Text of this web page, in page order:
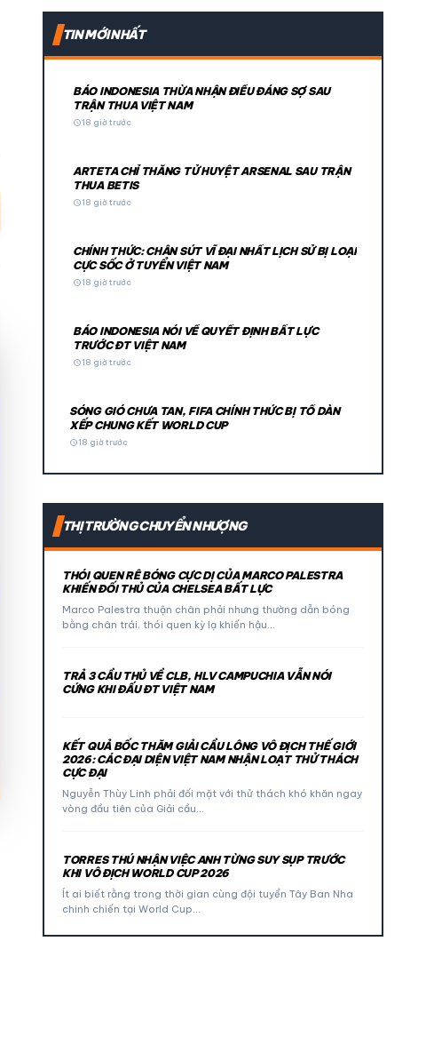
© 2026 TT24H
TIN MỚI NHẤT
BÁO INDONESIA THỪA NHẬN ĐIỀU ĐÁNG SỢ SAU
TRẬN THUA VIỆT NAM
schedule18 giờ trước
ARTETA CHỈ THẲNG TỬ HUYỆT ARSENAL SAU TRẬN
THUA BETIS
schedule18 giờ trước
CHÍNH THỨC: CHÂN SÚT VĨ ĐẠI NHẤT LỊCH SỬ BỊ LOẠI
CỰC SỐC Ở TUYỂN VIỆT NAM
schedule18 giờ trước
BÁO INDONESIA NÓI VỀ QUYẾT ĐỊNH BẤT LỰC
TRƯỚC ĐT VIỆT NAM
schedule18 giờ trước
SÓNG GIÓ CHƯA TAN, FIFA CHÍNH THỨC BỊ TỐ DÀN
XẾP CHUNG KẾT WORLD CUP
schedule18 giờ trước
THỊ TRƯỜNG CHUYỂN NHƯỢNG
THÓI QUEN RÊ BÓNG CỰC DỊ CỦA MARCO PALESTRA
KHIẾN ĐỐI THỦ CỦA CHELSEA BẤT LỰC
Marco Palestra thuận chân phải nhưng thường dẫn bóng
bằng chân trái, thói quen kỳ lạ khiến hậu…
TRẢ 3 CẦU THỦ VỀ CLB, HLV CAMPUCHIA VẪN NÓI
CỨNG KHI ĐẤU ĐT VIỆT NAM
KẾT QUẢ BỐC THĂM GIẢI CẦU LÔNG VÔ ĐỊCH THẾ GIỚI
2026: CÁC ĐẠI DIỆN VIỆT NAM NHẬN LOẠT THỬ THÁCH
CỰC ĐẠI
Nguyễn Thùy Linh phải đối mặt với thử thách khó khăn ngay
vòng đầu tiên của Giải cầu…
TORRES THÚ NHẬN VIỆC ANH TỪNG SUY SỤP TRƯỚC
KHI VÔ ĐỊCH WORLD CUP 2026
Ít ai biết rằng trong thời gian cùng đội tuyển Tây Ban Nha
chinh chiến tại World Cup…